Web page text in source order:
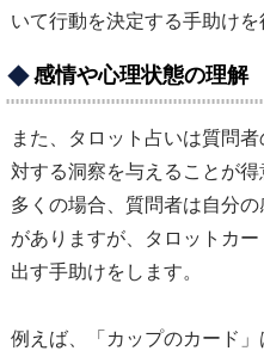
いて行動を決定する手助けを
感情や心理状態の理解
また、タロット占いは質問
対する洞察を与えることが得
多くの場合、質問者は自分
がありますが、タロットカ
出す手助けをします。
例えば、「カップのカード